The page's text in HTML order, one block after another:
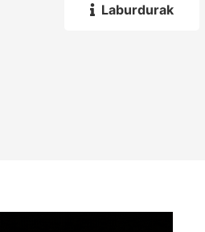
Laburdurak